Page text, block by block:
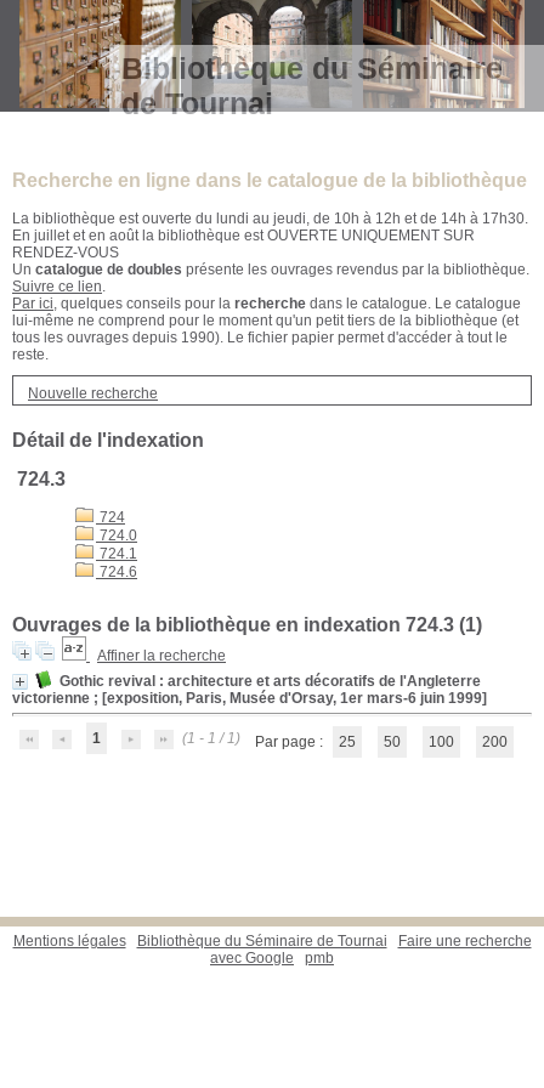
Bibliothèque du Séminaire
de Tournai
Recherche en ligne dans le catalogue de la bibliothèque
La bibliothèque est ouverte du lundi au jeudi, de 10h à 12h et de 14h à 17h30.
En juillet et en août la bibliothèque est OUVERTE UNIQUEMENT SUR
RENDEZ-VOUS
Un catalogue de doubles présente les ouvrages revendus par la bibliothèque.
Suivre ce lien.
Par ici, quelques conseils pour la recherche dans le catalogue. Le catalogue
lui-même ne comprend pour le moment qu'un petit tiers de la bibliothèque (et
tous les ouvrages depuis 1990). Le fichier papier permet d'accéder à tout le
reste.
Nouvelle recherche
Détail de l'indexation
724.3
724
724.0
724.1
724.6
Ouvrages de la bibliothèque en indexation 724.3 (1)
Affiner la recherche
Gothic revival : architecture et arts décoratifs de l'Angleterre
victorienne ; [exposition, Paris, Musée d'Orsay, 1er mars-6 juin 1999]
1 (1 - 1 / 1) Par page : 25 50 100 200
Mentions légales Bibliothèque du Séminaire de Tournai
Faire une recherche
avec Google
pmb